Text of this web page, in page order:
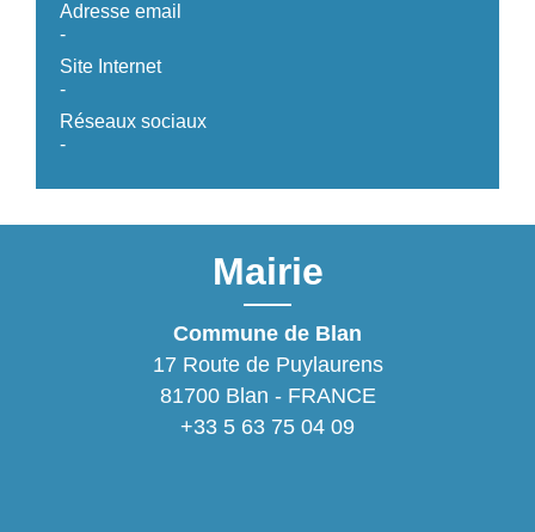
Adresse email
-
Site Internet
-
Réseaux sociaux
-
Mairie
Commune de Blan
17 Route de Puylaurens
81700 Blan - FRANCE
+33 5 63 75 04 09